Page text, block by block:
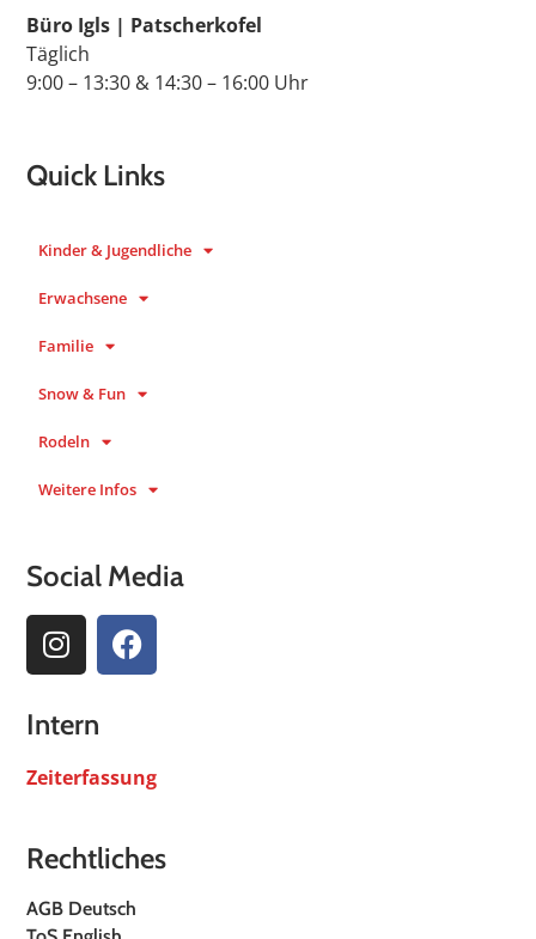
Büro Igls | Patscherkofel
Täglich
9:00 – 13:30 & 14:30 – 16:00 Uhr
Quick Links
Kinder & Jugendliche
Erwachsene
Familie
Snow & Fun
Rodeln
Weitere Infos
Social Media
Intern
Zeiterfassung
Rechtliches
AGB Deutsch